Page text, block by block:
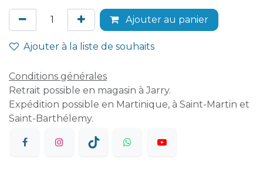
Ajouter au panier
Ajouter à la liste de souhaits
Conditions générales
Retrait possible en magasin à Jarry.
Expédition possible en Martinique, à Saint-Martin et
Saint-Barthélemy.